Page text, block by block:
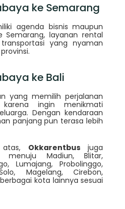
ke Semarang
agenda bisnis maupun
Semarang, layanan rental
yang nyaman
ke Bali
yang memilih perjalanan
ingin menikmati
Dengan kendaraan
panjang pun terasa lebih
Okkarentbusjuga
menuju Madiun, Blitar,
Lumajang, Probolinggo,
Magelang, Cirebon,
kota lainnya sesuai